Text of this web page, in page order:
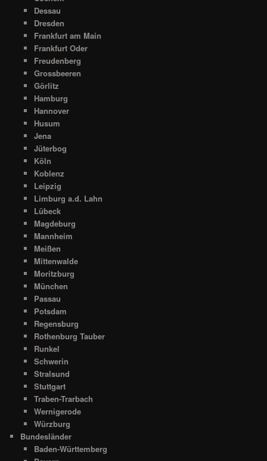
Dessau
Dresden
Frankfurt am Main
Frankfurt Oder
Freudenberg
Grossbeeren
Görlitz
Hamburg
Hannover
Husum
Jena
Jüterbog
Köln
Koblenz
Leipzig
Limburg a.d. Lahn
Lübeck
Magdeburg
Mannheim
Meißen
Mittenwalde
Moritzburg
München
Passau
Potsdam
Regensburg
Rothenburg Tauber
Runkel
Schwerin
Stralsund
Stuttgart
Traben-Trarbach
Wernigerode
Würzburg
Bundesländer
Baden-Württemberg